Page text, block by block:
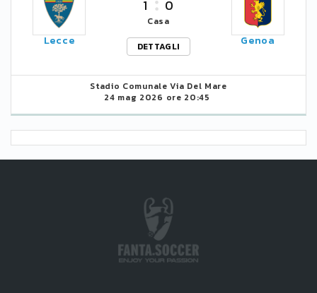
Lecce
1 0
Casa
DETTAGLI
Genoa
Stadio Comunale Via Del Mare
24 mag 2026 ore 20:45